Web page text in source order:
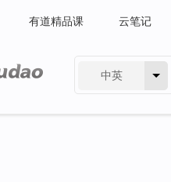
有道精品课 云笔记
中英